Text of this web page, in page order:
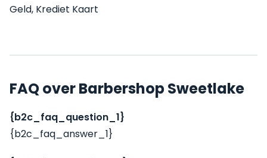
Geld, Krediet Kaart
FAQ over Barbershop Sweetlake
{b2c_faq_question_1}
{b2c_faq_answer_1}